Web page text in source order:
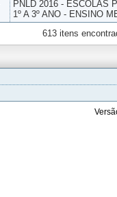
PNLD 2016 - ESCOLAS
1º A 3º ANO - ENSINO
613 itens